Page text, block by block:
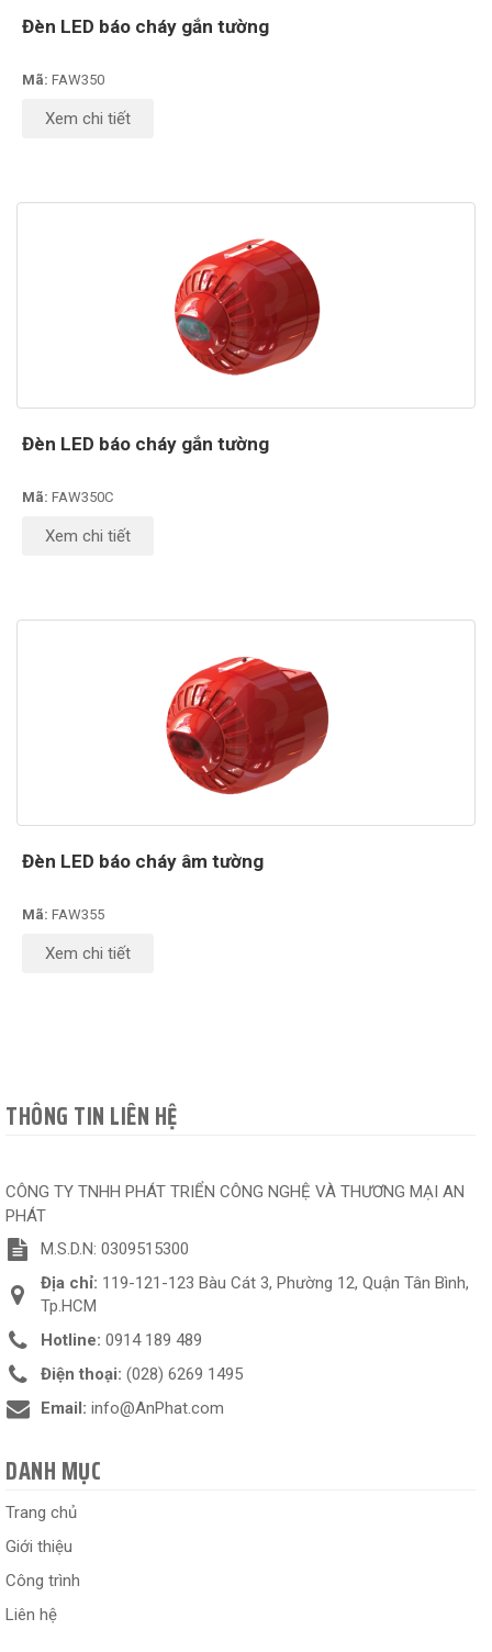
Đèn LED báo cháy gắn tường
Mã: FAW350
Xem chi tiết
Đèn LED báo cháy gắn tường
Mã: FAW350C
Xem chi tiết
Đèn LED báo cháy âm tường
Mã: FAW355
Xem chi tiết
THÔNG TIN LIÊN HỆ
CÔNG TY TNHH PHÁT TRIỂN CÔNG NGHỆ VÀ THƯƠNG MẠI AN
PHÁT
M.S.D.N: 0309515300
Địa chỉ: 119-121-123 Bàu Cát 3, Phường 12, Quận Tân Bình,
Tp.HCM
Hotline: 0914 189 489
Điện thoại: (028) 6269 1495
Email: info@AnPhat.com
DANH MỤC
Trang chủ
Giới thiệu
Công trình
Liên hệ